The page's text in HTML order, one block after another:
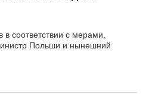
соответствии с мерами,
Польши и нынешний